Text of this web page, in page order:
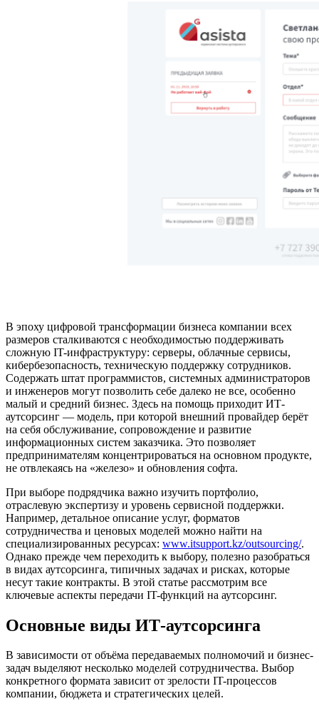
В эпоху цифровой трансформации бизнеса компании всех
размеров сталкиваются с необходимостью поддерживать
сложную IT-инфраструктуру: серверы, облачные сервисы,
кибербезопасность, техническую поддержку сотрудников.
Содержать штат программистов, системных администраторов
и инженеров могут позволить себе далеко не все, особенно
малый и средний бизнес. Здесь на помощь приходит ИТ-
аутсорсинг — модель, при которой внешний провайдер берёт
на себя обслуживание, сопровождение и развитие
информационных систем заказчика. Это позволяет
предпринимателям концентрироваться на основном продукте,
не отвлекаясь на «железо» и обновления софта.
При выборе подрядчика важно изучить портфолио,
отраслевую экспертизу и уровень сервисной поддержки.
Например, детальное описание услуг, форматов
сотрудничества и ценовых моделей можно найти на
специализированных ресурсах: www.itsupport.kz/outsourcing/.
Однако прежде чем переходить к выбору, полезно разобраться
в видах аутсорсинга, типичных задачах и рисках, которые
несут такие контракты. В этой статье рассмотрим все
ключевые аспекты передачи IT-функций на аутсорсинг.
Основные виды ИТ-аутсорсинга
В зависимости от объёма передаваемых полномочий и бизнес-
задач выделяют несколько моделей сотрудничества. Выбор
конкретного формата зависит от зрелости IT-процессов
компании, бюджета и стратегических целей.